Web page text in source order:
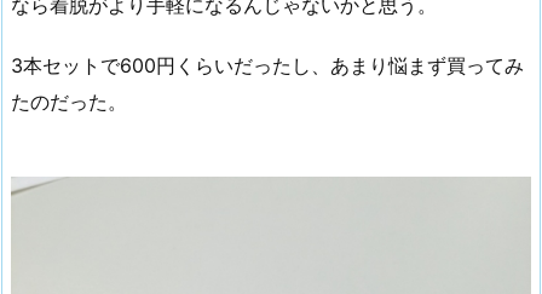
3本セットで600円くらいだったし、あまり悩まず買ってみ
たのだった。